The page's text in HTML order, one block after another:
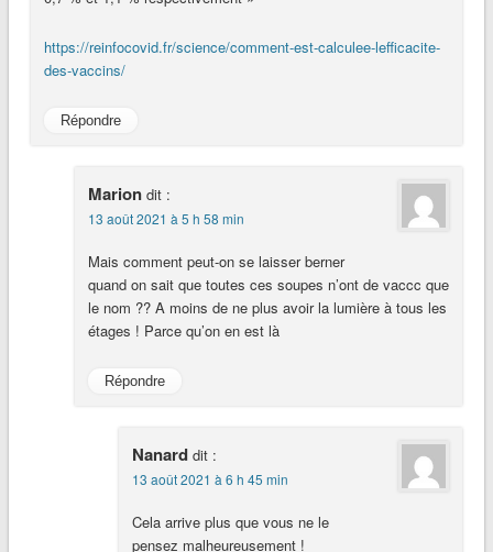
https://reinfocovid.fr/science/comment-est-calculee-lefficacite-
des-vaccins/
Répondre
Marion dit :
13 août 2021 à 5 h 58 min
Mais comment peut-on se laisser berner
quand on sait que toutes ces soupes n’ont de vaccc que
le nom ?? A moins de ne plus avoir la lumière à tous les
étages ! Parce qu’on en est là
Répondre
Nanard dit :
13 août 2021 à 6 h 45 min
Cela arrive plus que vous ne le
pensez malheureusement !